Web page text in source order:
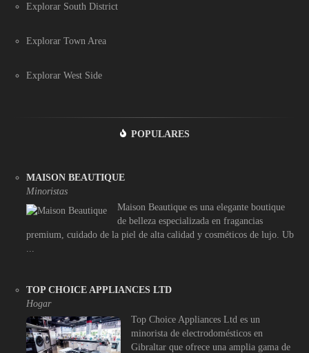
Explorar South District
Explorar Town Area
Explorar West Side
POPULARES
MAISON BEAUTIQUE
Minoristas
Maison Beautique es una elegante boutique
de belleza especializada en fragancias
premium, cuidado de la piel de alta calidad y cosméticos de lujo. Ub
TOP CHOICE APPLIANCES LTD
Hogar
Top Choice Appliances Ltd es un
minorista de electrodomésticos en
Gibraltar que ofrece una amplia gama de